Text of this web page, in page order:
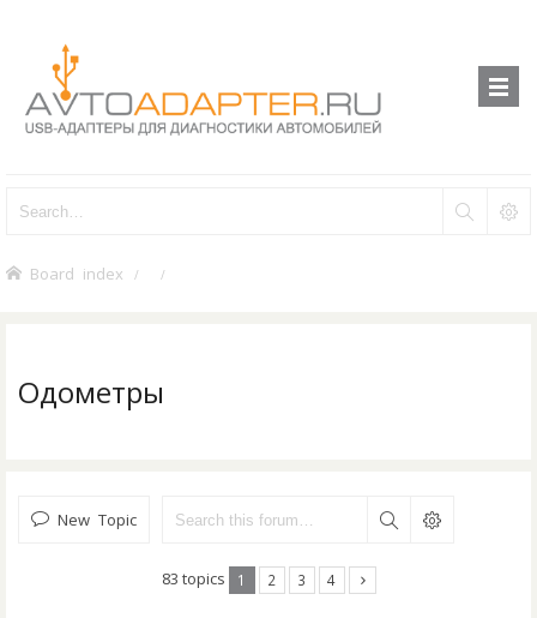
Board index
Одометры
New Topic
83 topics 1 2 3 4